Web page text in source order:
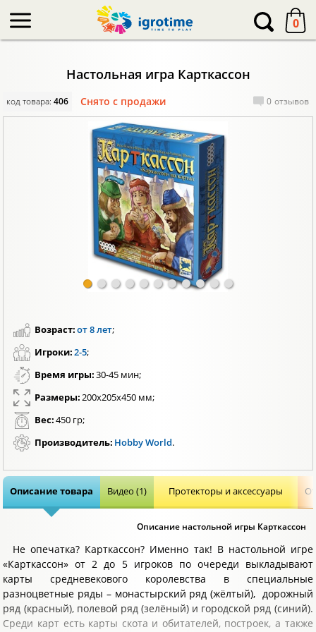
0
Настольная игра Карткассон
код товара:406 Снято с продажи 0 отзывов
Возраст:от 8 лет;
Игроки:2-5;
Время игры:30-45 мин;
Размеры:200х205х450 мм;
Вес:450 гр;
Производитель: Hobby World.
Описание товара Видео (1) Протекторы и аксессуары
Описание настольной игры Карткассон
Не опечатка? Карткассон? Именно так! В настольной игре
«Карткассон» от 2 до 5 игроков по очереди выкладывают
карты средневекового королевства в специальные
разноцветные ряды – монастырский ряд (жёлтый), дорожный
ряд (красный), полевой ряд (зелёный) и городской ряд (синий).
Среди карт есть карты скота и обитателей, построек, а также